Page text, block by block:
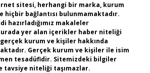
sitesi, herhangi bir marka, kurum
hiçbir bağlantısı bulunmamaktadır.
hazırladığımız makaleler
yer alan içerikler haber niteliği
kurum ve kişiler hakkında
Gerçek kurum ve kişiler ile isim
tesadüfidir. Sitemizdeki bilgiler
tavsiye niteliği taşımazlar.